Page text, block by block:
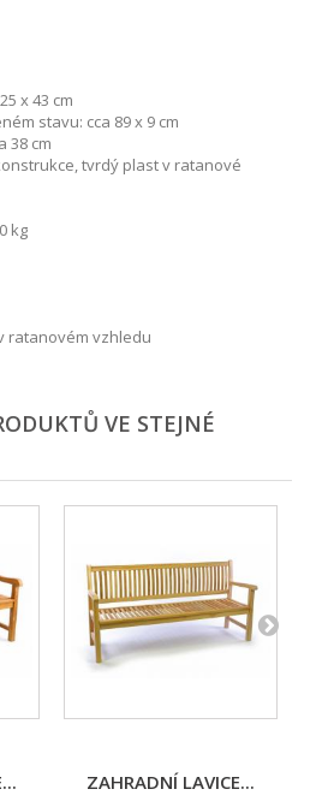
x 43 cm
stavu: cca 89 x 9 cm
38 cm
tvrdý plast v ratanové
kg
ratanovém vzhledu
VE STEJNÉ
ZAHRADNÍ LAVICE...